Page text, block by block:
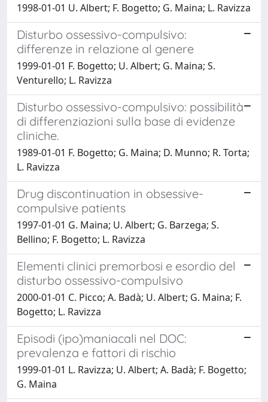
1998-01-01 U. Albert; F. Bogetto; G. Maina; L. Ravizza
Disturbo ossessivo-compulsivo:
differenze in relazione al genere
1999-01-01 F. Bogetto; U. Albert; G. Maina; S.
Venturello; L. Ravizza
Disturbo ossessivo-compulsivo: possibilità
di differenziazioni sulla base di evidenze
cliniche.
1989-01-01 F. Bogetto; G. Maina; D. Munno; R. Torta;
L. Ravizza
Drug discontinuation in obsessive-
compulsive patients
1997-01-01 G. Maina; U. Albert; G. Barzega; S.
Bellino; F. Bogetto; L. Ravizza
Elementi clinici premorbosi e esordio del
disturbo ossessivo-compulsivo
2000-01-01 C. Picco; A. Badà; U. Albert; G. Maina; F.
Bogetto; L. Ravizza
Episodi (ipo)maniacali nel DOC:
prevalenza e fattori di rischio
1999-01-01 L. Ravizza; U. Albert; A. Badà; F. Bogetto;
G. Maina